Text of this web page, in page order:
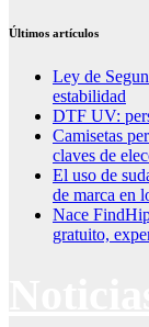
Últimos artículos
Ley de
estabilidad
DTF UV:
Camisetas
claves de
El uso de
de marca en
Nace
gratuito,